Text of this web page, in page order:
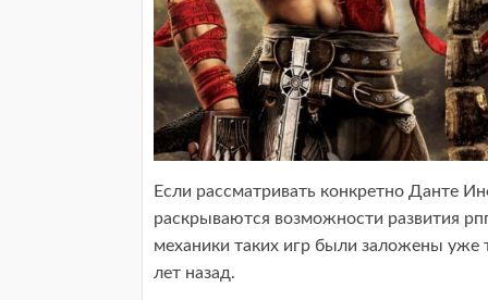
Если рассматривать конкретно Данте
раскрываются возможности развития
механики таких игр были заложены уже
лет назад.